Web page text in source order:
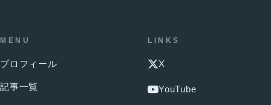
MENU
プロフィール
記事一覧
LINKS
X
YouTube